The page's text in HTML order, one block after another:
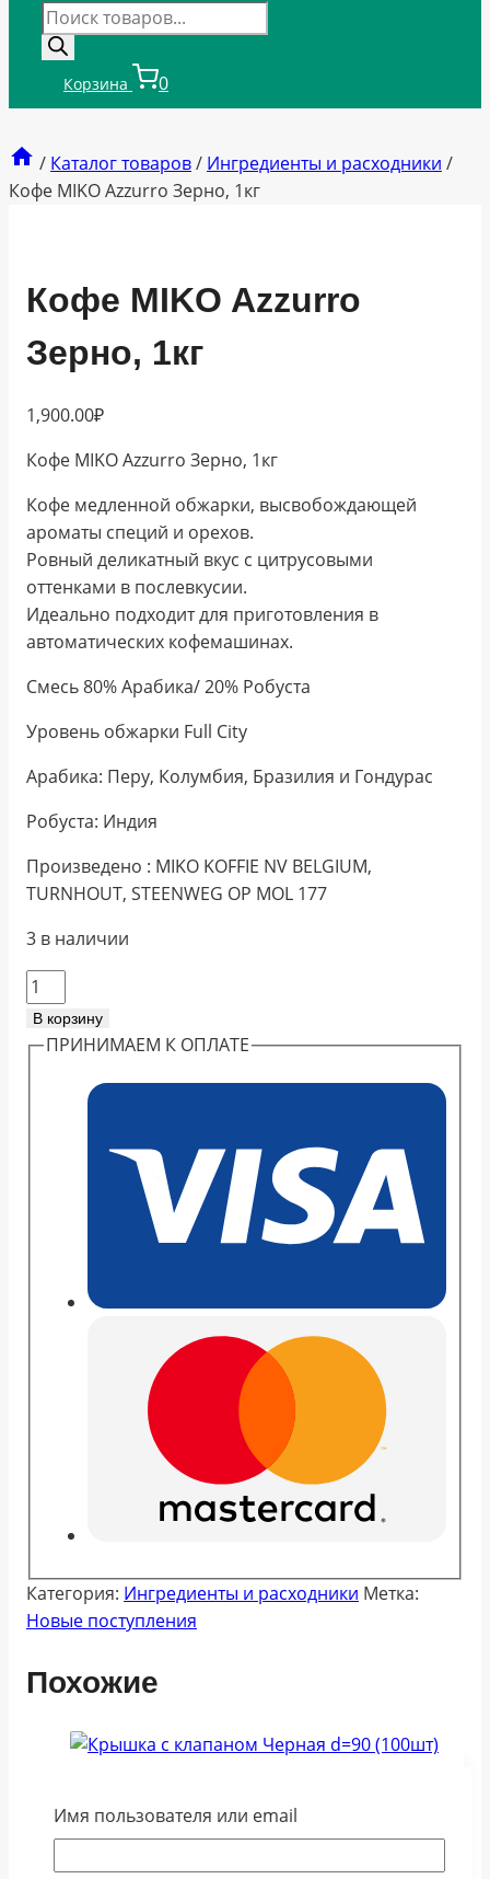
Поиск
товаров
Корзина 0
/ Каталог товаров/ Ингредиенты и расходники /
Кофе MIKO Azzurro Зерно, 1кг
Кофе MIKO Azzurro
Зерно, 1кг
1,900.00₽
Кофе MIKO Azzurro Зерно, 1кг
Кофе медленной обжарки, высвобождающей
ароматы специй и орехов.
Ровный деликатный вкус с цитрусовыми
оттенками в послевкусии.
Идеально подходит для приготовления в
автоматических кофемашинах.
Смесь 80% Арабика/ 20% Робуста
Уровень обжарки Full City
Арабика: Перу, Колумбия, Бразилия и Гондурас
Робуста: Индия
Произведено : MIKO KOFFIE NV BELGIUM,
TURNHOUT, STEENWEG OP MOL 177
3 в наличии
Количество
товара
Кофе
Azzurro
В корзину
ПРИНИМАЕМ К ОПЛАТЕ
Категория: Ингредиенты и расходники Метка:
Новые поступления
Похожие
216.00₽
Имя пользователя или email